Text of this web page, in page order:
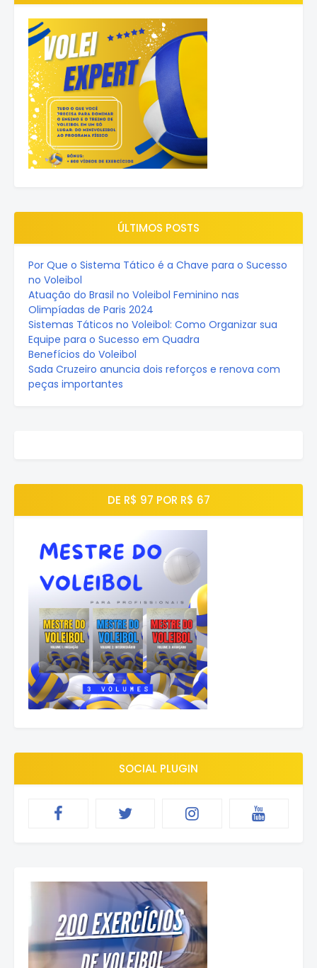
ÚLTIMOS POSTS
Por Que o Sistema Tático é a Chave para o Sucesso
no Voleibol
Atuação do Brasil no Voleibol Feminino nas
Olimpíadas de Paris 2024
Sistemas Táticos no Voleibol: Como Organizar sua
Equipe para o Sucesso em Quadra
Benefícios do Voleibol
Sada Cruzeiro anuncia dois reforços e renova com
peças importantes
DE R$ 97 POR R$ 67
SOCIAL PLUGIN